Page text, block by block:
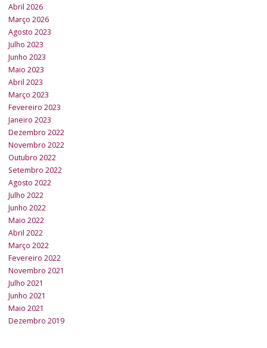
Abril 2026
Março 2026
Agosto 2023
Julho 2023
Junho 2023
Maio 2023
Abril 2023
Março 2023
Fevereiro 2023
Janeiro 2023
Dezembro 2022
Novembro 2022
Outubro 2022
Setembro 2022
Agosto 2022
Julho 2022
Junho 2022
Maio 2022
Abril 2022
Março 2022
Fevereiro 2022
Novembro 2021
Julho 2021
Junho 2021
Maio 2021
Dezembro 2019